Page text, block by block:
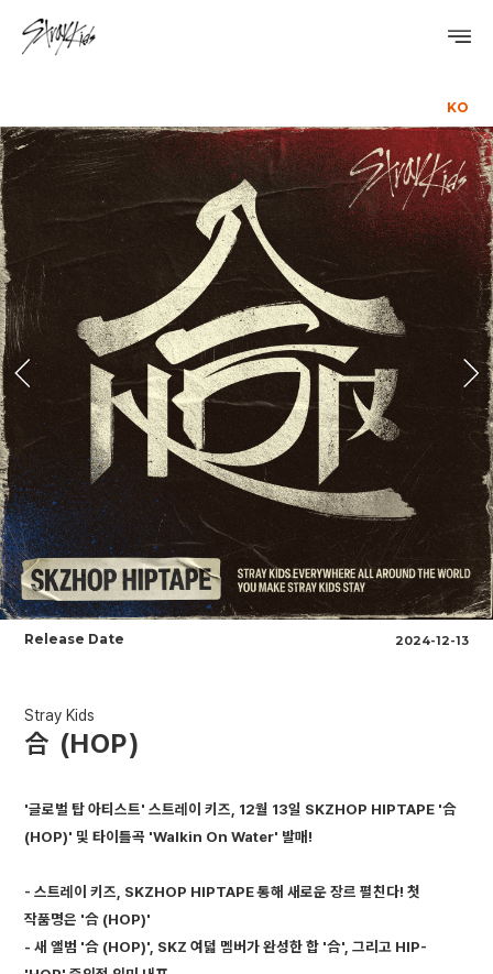
PROFILE
DISCOGRAPHY
GALLERY
VIDEO
NOTICE
SCHEDULE
KO
Release Date 2024-12-13
Stray Kids
合 (HOP)
'글로벌 탑 아티스트' 스트레이 키즈, 12월 13일 SKZHOP HIPTAPE '合
(HOP)' 및 타이틀곡 'Walkin On Water' 발매!
- 스트레이 키즈, SKZHOP HIPTAPE 통해 새로운 장르 펼친다! 첫
작품명은 '合 (HOP)'
- 새 앨범 '合 (HOP)', SKZ 여덟 멤버가 완성한 합 '合', 그리고 HIP-